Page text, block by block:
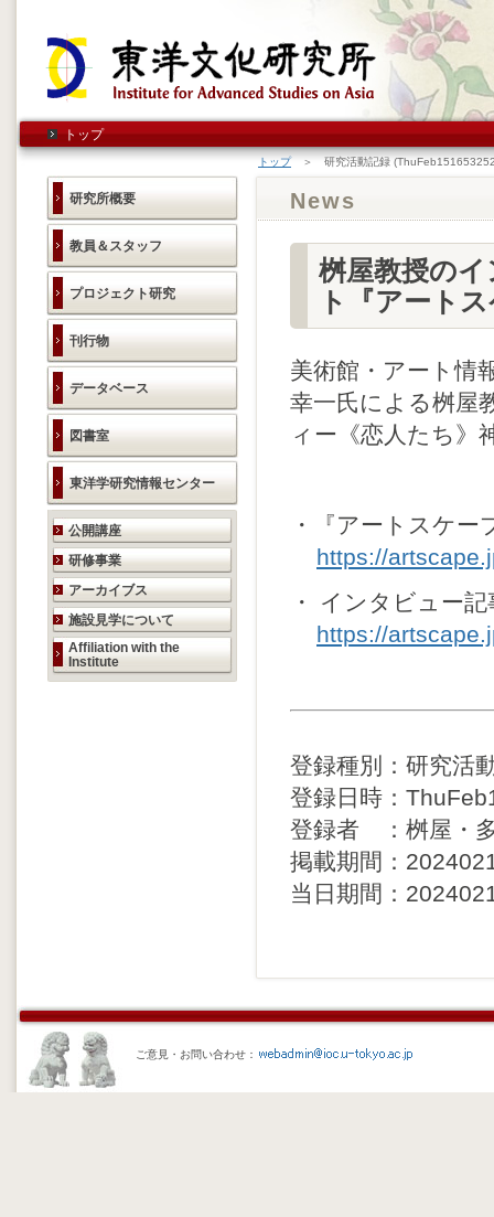
トップ
研究所概要
教員＆スタッフ
プロジェクト研究
刊行物
データベース
図書室
東洋学研究情報センター
研究活動のご案内
公開講座
研修事業
アーカイブス
施設見学について
Affiliation with the
Institute
トップ＞ 研究活動記録
News
桝屋教授の
ト『アート
美術館・アート情
幸一氏による桝屋
ィー《恋人たち》
・『アートスケ
https://
・ インタビュー記
https://
登録種別：研究活
登録日時：
登録者 ：桝屋・
掲載期間：
当日期間：
ご意見・お問い合わせ：